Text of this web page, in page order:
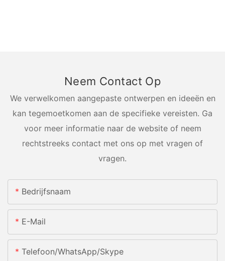
Neem Contact Op
We verwelkomen aangepaste ontwerpen en ideeën en
kan tegemoetkomen aan de specifieke vereisten. Ga
voor meer informatie naar de website of neem
rechtstreeks contact met ons op met vragen of
vragen.
Bedrijfsnaam
E-Mail
Telefoon/WhatsApp/Skype